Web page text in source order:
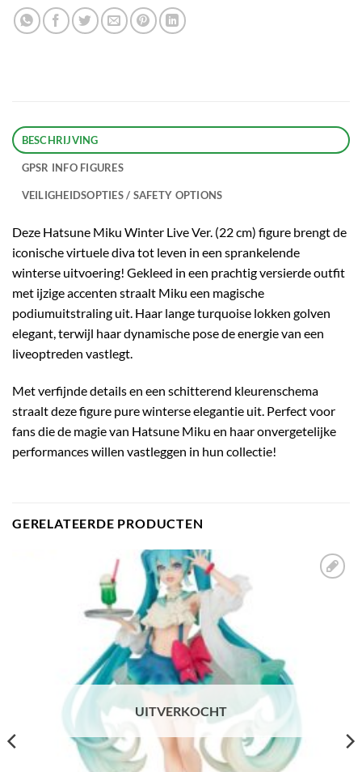
BESCHRIJVING
GPSR INFO FIGURES
VEILIGHEIDSOPTIES / SAFETY OPTIONS
Deze Hatsune Miku Winter Live Ver. (22 cm) figure brengt de
iconische virtuele diva tot leven in een sprankelende
winterse uitvoering! Gekleed in een prachtig versierde outfit
met ijzige accenten straalt Miku een magische
podiumuitstraling uit. Haar lange turquoise lokken golven
elegant, terwijl haar dynamische pose de energie van een
liveoptreden vastlegt.
Met verfijnde details en een schitterend kleurenschema
straalt deze figure pure winterse elegantie uit. Perfect voor
fans die de magie van Hatsune Miku en haar onvergetelijke
performances willen vastleggen in hun collectie!
GERELATEERDE PRODUCTEN
UITVERKOCHT